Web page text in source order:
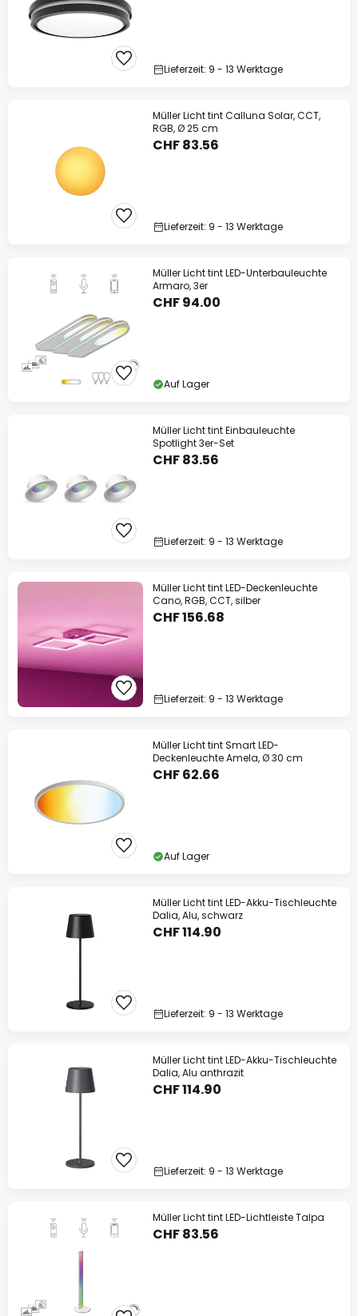
Lieferzeit: 9 - 13 Werktage
Müller Licht tint Calluna Solar, CCT,
RGB, Ø 25 cm
CHF 83.56
Lieferzeit: 9 - 13 Werktage
Müller Licht tint LED-Unterbauleuchte
Armaro, 3er
CHF 94.00
Auf Lager
Müller Licht tint Einbauleuchte
Spotlight 3er-Set
CHF 83.56
Lieferzeit: 9 - 13 Werktage
Müller Licht tint LED-Deckenleuchte
Cano, RGB, CCT, silber
CHF 156.68
Lieferzeit: 9 - 13 Werktage
Müller Licht tint Smart LED-
Deckenleuchte Amela, Ø 30 cm
CHF 62.66
Auf Lager
Müller Licht tint LED-Akku-Tischleuchte
Dalia, Alu, schwarz
CHF 114.90
Lieferzeit: 9 - 13 Werktage
Müller Licht tint LED-Akku-Tischleuchte
Dalia, Alu anthrazit
CHF 114.90
Lieferzeit: 9 - 13 Werktage
Müller Licht tint LED-Lichtleiste Talpa
CHF 83.56